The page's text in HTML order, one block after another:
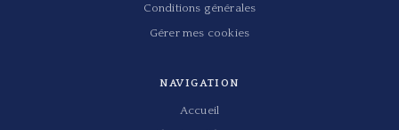
Conditions générales
Gérer mes cookies
NAVIGATION
Accueil